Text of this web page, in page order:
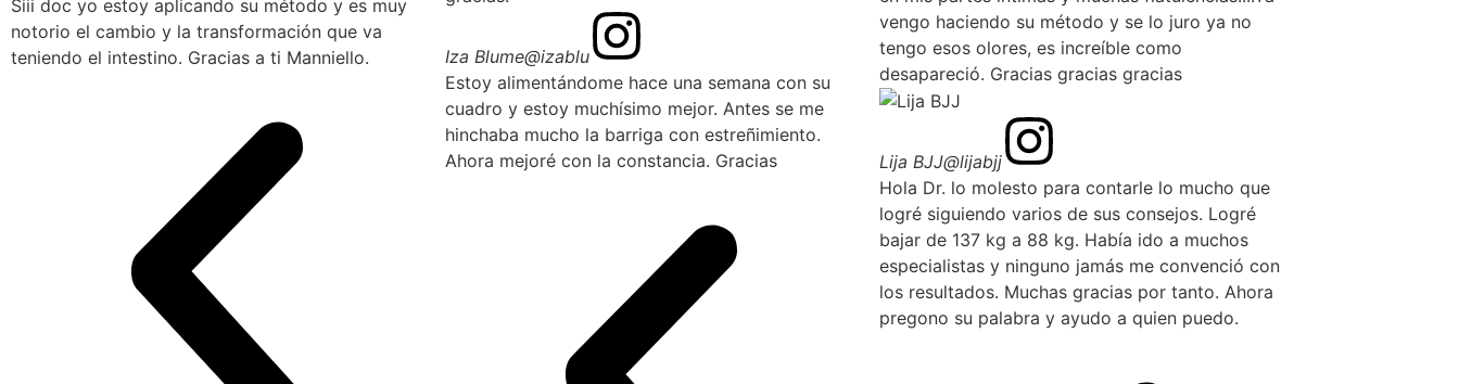
Siii doc yo estoy aplicando su método y es muy
notorio el cambio y la transformación que va
teniendo el intestino. Gracias a ti Manniello.
Iza Blume@izablu
Estoy alimentándome hace una semana con su
cuadro y estoy muchísimo mejor. Antes se me
hinchaba mucho la barriga con estreñimiento.
Ahora mejoré con la constancia. Gracias
vengo haciendo su método y se lo juro ya no
tengo esos olores, es increíble como
desapareció. Gracias gracias gracias
Lija BJJ@lijabjj
Hola Dr. lo molesto para contarle lo mucho que
logré siguiendo varios de sus consejos. Logré
bajar de 137 kg a 88 kg. Había ido a muchos
especialistas y ninguno jamás me convenció con
los resultados. Muchas gracias por tanto. Ahora
pregono su palabra y ayudo a quien puedo.